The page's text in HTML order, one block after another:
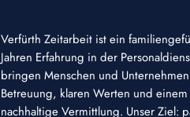
Verfürth Zeitarbeit ist ein
Jahren Erfahrung in der
bringen Menschen und
Betreuung, klaren Werten und
nachhaltige Vermittlung. Unser Ziel: